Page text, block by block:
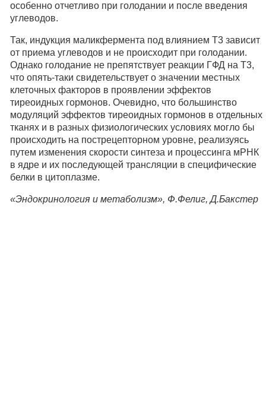
особенно отчетливо при голодании и после введения
углеводов.
Так, индукция маликфермента под влиянием Т3 зависит
от приема углеводов и не происходит при голодании.
Однако голодание не препятствует реакции ГФД на Т3,
что опять-таки свидетельствует о значении местных
клеточных факторов в проявлении эффектов
тиреоидных гормонов. Очевидно, что большинство
модуляций эффектов тиреоидных гормонов в отдельных
тканях и в разных физиологических условиях могло бы
происходить на пострецепторном уровне, реализуясь
путем изменения скорости синтеза и процессинга мРНК
в ядре и их последующей трансляции в специфические
белки в цитоплазме.
«Эндокринология и метаболизм», Ф.Фелиг, Д.Бакстер